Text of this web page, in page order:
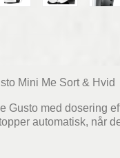
Mini Me Sort & Hvid
Gusto med dosering
automatisk, når